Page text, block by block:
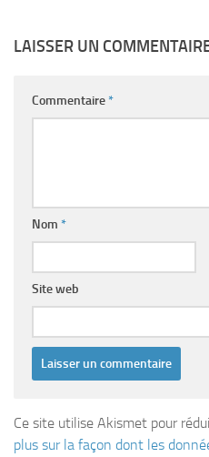
LAISSER UN
Commentaire*
Nom *
Site web
Ce site utilise Akismet pour
plus sur la façon dont les